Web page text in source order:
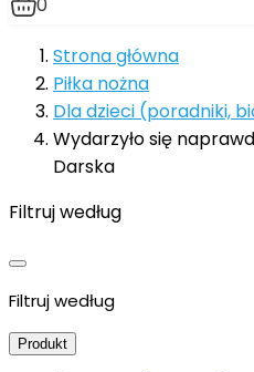
Strona główna
Piłka nożna
Dla dzieci (poradniki,
Wydarzyło się
Darska
Filtruj według
Filtruj według
Produkt